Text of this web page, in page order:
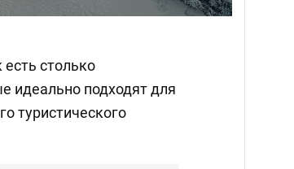
столько
идеально подходят для
туристического